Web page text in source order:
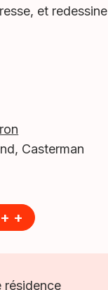
et
Casterman
+
résidence